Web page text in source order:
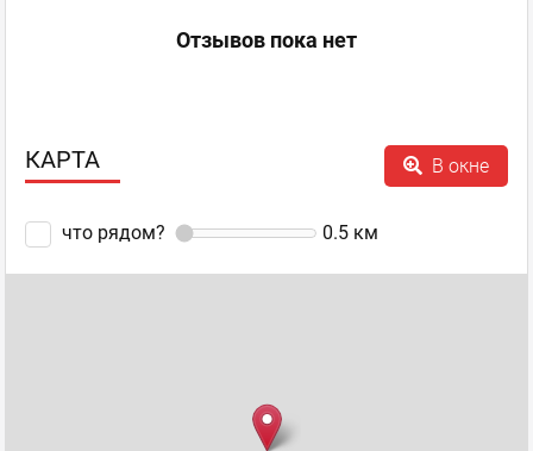
Отзывов пока нет
КАРТА В окне
что рядом? 0.5 км